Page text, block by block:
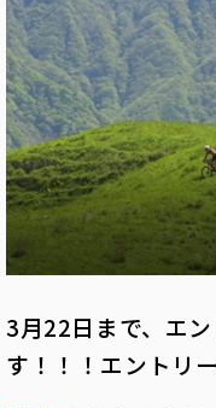
3月22日まで、エ
す！！！エントリ